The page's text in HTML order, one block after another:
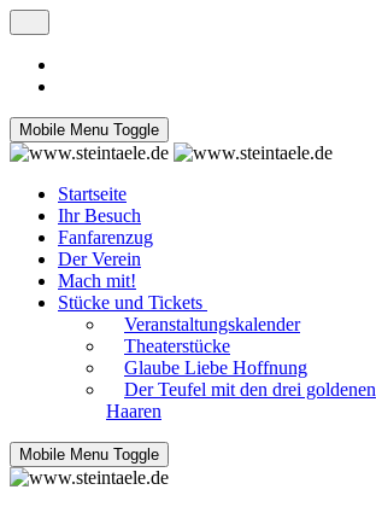
Mobile Menu Toggle
Startseite
Ihr Besuch
Fanfarenzug
Der Verein
Mach mit!
Stücke und Tickets
Veranstaltungskalender
Theaterstücke
Glaube Liebe Hoffnung
Der Teufel mit den drei goldenen
Haaren
Mobile Menu Toggle